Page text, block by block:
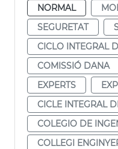
NORMAL
SEGURETAT
CICLO INTEGRAL
COMISSIÓ DANA
EXPERTS
CICLE INTEGRAL
COLEGIO DE
COLLEGI